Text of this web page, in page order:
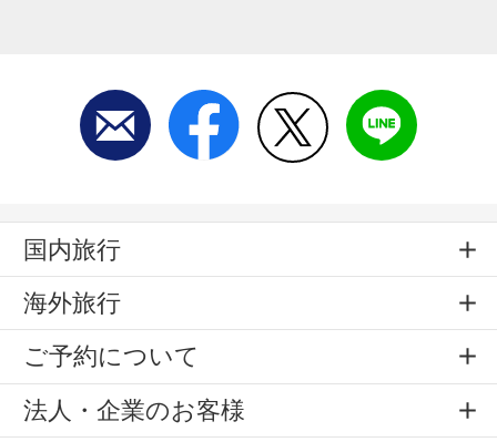
国内旅行
海外旅行
ご予約について
法人・企業のお客様